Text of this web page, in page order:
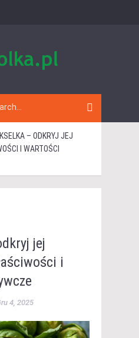
– ODKRYJ JEJ
I WARTOŚCI
jej
i
4, 2025